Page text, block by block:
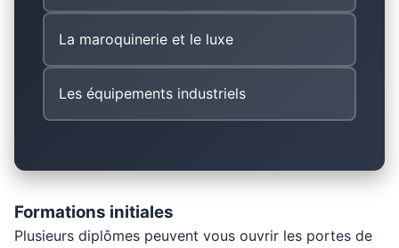
La maroquinerie et le luxe
Les équipements industriels
Formations initiales
Plusieurs diplômes peuvent vous ouvrir les portes de